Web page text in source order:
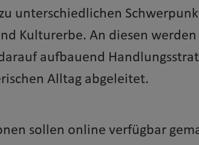
unterschiedlichen
Kulturerbe. An diesen werden
aufbauend
Alltag abgeleitet.
sollen online verfügbar